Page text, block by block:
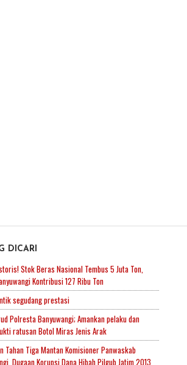
DICARI
Stok Beras Nasional Tembus 5 Juta Ton,
Kontribusi 127 Ribu Ton
segudang prestasi
Polresta Banyuwangi; Amankan pelaku dan
ratusan Botol Miras Jenis Arak
Tahan Tiga Mantan Komisioner Panwaskab
Dugaan Korupsi Dana Hibah Pilgub Jatim 2013